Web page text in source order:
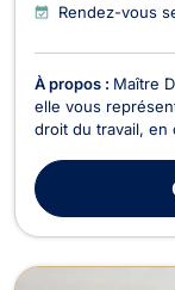
Rendez-vous
À propos : Maître
elle vous
droit du travail, en
SAFRAOUI
relatives au